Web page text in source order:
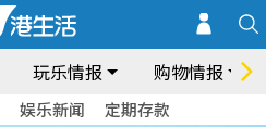
玩乐情报 购物情报
娱乐新闻 定期存款